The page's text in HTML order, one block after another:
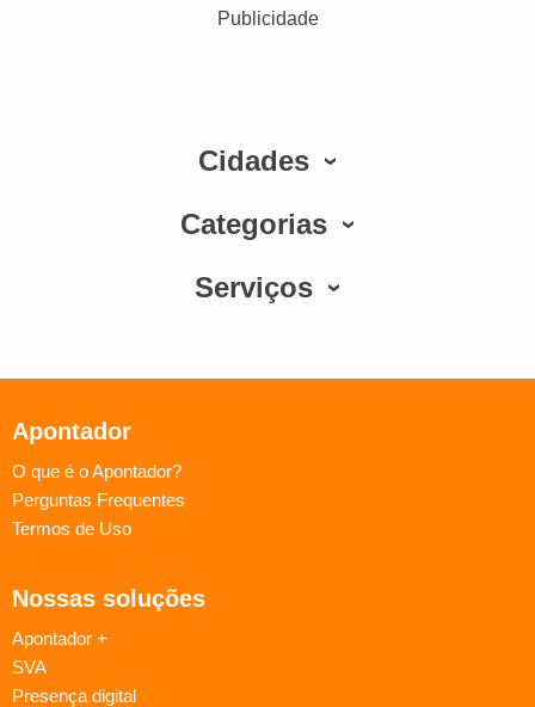
Publicidade
Cidades
Categorias
Serviços
Apontador
O que é o Apontador?
Perguntas Frequentes
Termos de Uso
Nossas soluções
Apontador +
SVA
Presença digital